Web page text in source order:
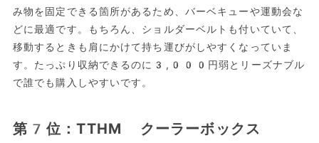
み物を固定できる箇所があるため、バーベキューや運動会な
どに最適です。もちろん、ショルダーベルトも付いていて、
移動するときも肩にかけて持ち運びがしやすくなっていま
す。たっぷり収納できるのに3,000円弱とリーズナブル
で誰でも購入しやすいです。
第7位：TTHM クーラーボックス